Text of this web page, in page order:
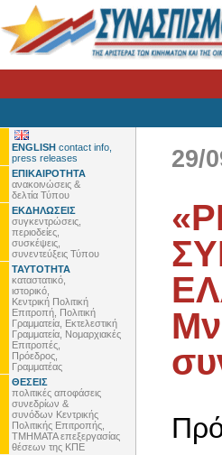
ENGLISH contact info,
press releases
ΕΠΙΚΑΙΡΟΤΗΤΑ
ανακοινώσεις &
δελτία Τύπου
ΕΚΔΗΛΩΣΕΙΣ
συγκεντρώσεις,
περιοδείες,
συσκέψεις,
συνεντεύξεις Τύπου
ΤΑΥΤΟΤΗΤΑ
καταστατικό,
ιστορικό,
Κεντρική Πολιτική
Επιτροπή, Πολιτική
Γραμματεία, Εκτελεστική
Γραμματεία, Νομαρχιακές
Επιτροπές,
Πρόεδρος,
Γραμματέας
ΘΕΣΕΙΣ
πολιτικές αποφάσεις
συνεδρίων &
συνόδων Κεντρικής
Πολιτικής Επιτροπής,
ΤΜΗΜΑΤΑ επεξεργασίας
θέσεων της ΚΠΕ
29/